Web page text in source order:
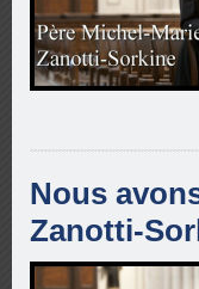
Nous
Zanotti-